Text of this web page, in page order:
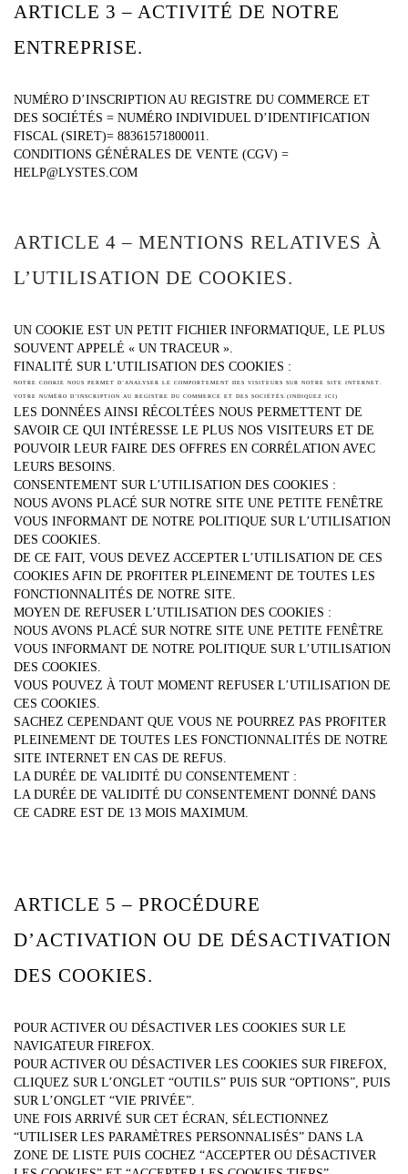
ARTICLE 3 – ACTIVITÉ DE NOTRE
ENTREPRISE.
NUMÉRO D’INSCRIPTION AU REGISTRE DU COMMERCE ET
DES SOCIÉTÉS = NUMÉRO INDIVIDUEL D’IDENTIFICATION
FISCAL (SIRET)= 88361571800011.
CONDITIONS GÉNÉRALES DE VENTE (CGV) =
HELP@LYSTES.COM
ARTICLE 4 – MENTIONS RELATIVES À
L’UTILISATION DE COOKIES.
UN COOKIE EST UN PETIT FICHIER INFORMATIQUE, LE PLUS
SOUVENT APPELÉ « UN TRACEUR ».
FINALITÉ SUR L’UTILISATION DES COOKIES :
NOTRE COOKIE NOUS PERMET D’ANALYSER LE COMPORTEMENT DES VISITEURS SUR NOTRE SITE INTERNET.
VOTRE NUMÉRO D’INSCRIPTION AU REGISTRE DU COMMERCE ET DES SOCIÉTÉS. (INDIQUEZ ICI)
LES DONNÉES AINSI RÉCOLTÉES NOUS PERMETTENT DE
SAVOIR CE QUI INTÉRESSE LE PLUS NOS VISITEURS ET DE
POUVOIR LEUR FAIRE DES OFFRES EN CORRÉLATION AVEC
LEURS BESOINS.
CONSENTEMENT SUR L’UTILISATION DES COOKIES :
NOUS AVONS PLACÉ SUR NOTRE SITE UNE PETITE FENÊTRE
VOUS INFORMANT DE NOTRE POLITIQUE SUR L’UTILISATION
DES COOKIES.
DE CE FAIT, VOUS DEVEZ ACCEPTER L’UTILISATION DE CES
COOKIES AFIN DE PROFITER PLEINEMENT DE TOUTES LES
FONCTIONNALITÉS DE NOTRE SITE.
MOYEN DE REFUSER L’UTILISATION DES COOKIES :
NOUS AVONS PLACÉ SUR NOTRE SITE UNE PETITE FENÊTRE
VOUS INFORMANT DE NOTRE POLITIQUE SUR L’UTILISATION
DES COOKIES.
VOUS POUVEZ À TOUT MOMENT REFUSER L’UTILISATION DE
CES COOKIES.
SACHEZ CEPENDANT QUE VOUS NE POURREZ PAS PROFITER
PLEINEMENT DE TOUTES LES FONCTIONNALITÉS DE NOTRE
SITE INTERNET EN CAS DE REFUS.
LA DURÉE DE VALIDITÉ DU CONSENTEMENT :
LA DURÉE DE VALIDITÉ DU CONSENTEMENT DONNÉ DANS
CE CADRE EST DE 13 MOIS MAXIMUM.
ARTICLE 5 – PROCÉDURE
D’ACTIVATION OU DE DÉSACTIVATION
DES COOKIES.
POUR ACTIVER OU DÉSACTIVER LES COOKIES SUR LE
NAVIGATEUR FIREFOX.
POUR ACTIVER OU DÉSACTIVER LES COOKIES SUR FIREFOX,
CLIQUEZ SUR L’ONGLET “OUTILS” PUIS SUR “OPTIONS”, PUIS
SUR L’ONGLET “VIE PRIVÉE”.
UNE FOIS ARRIVÉ SUR CET ÉCRAN, SÉLECTIONNEZ
“UTILISER LES PARAMÈTRES PERSONNALISÉS” DANS LA
ZONE DE LISTE PUIS COCHEZ “ACCEPTER OU DÉSACTIVER